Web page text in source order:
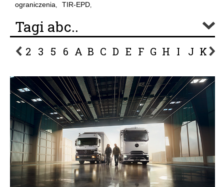
ograniczenia, TIR-EPD,
Tagi abc..
2 3 5 6 A B C D E F G H I J K L